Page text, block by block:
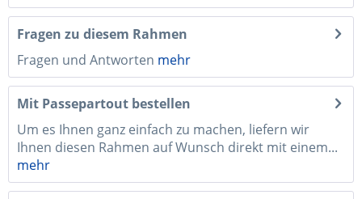
Fragen zu diesem Rahmen
Fragen und Antworten mehr
Mit Passepartout bestellen
Um es Ihnen ganz einfach zu machen, liefern wir
Ihnen diesen Rahmen auf Wunsch direkt mit einem...
mehr